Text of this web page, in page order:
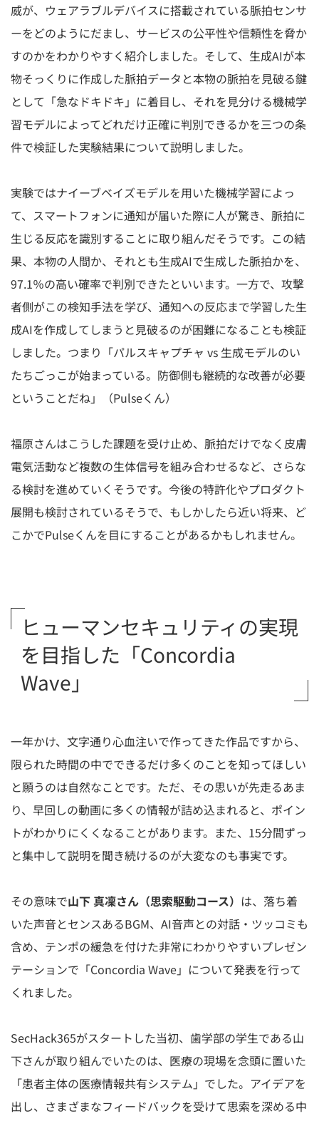
威が、ウェアラブルデバイスに搭載されている脈拍センサ
ーをどのようにだまし、サービスの公平性や信頼性を脅か
すのかをわかりやすく紹介しました。そして、生成AIが本
物そっくりに作成した脈拍データと本物の脈拍を見破る鍵
として「急なドキドキ」に着目し、それを見分ける機械学
習モデルによってどれだけ正確に判別できるかを三つの条
件で検証した実験結果について説明しました。
実験ではナイーブベイズモデルを用いた機械学習によっ
て、スマートフォンに通知が届いた際に人が驚き、脈拍に
生じる反応を識別することに取り組んだそうです。この結
果、本物の人間か、それとも生成AIで生成した脈拍かを、
97.1％の高い確率で判別できたといいます。一方で、攻撃
者側がこの検知手法を学び、通知への反応まで学習した生
成AIを作成してしまうと見破るのが困難になることも検証
しました。つまり「パルスキャプチャ vs 生成モデルのい
たちごっこが始まっている。防御側も継続的な改善が必要
ということだね」（Pulseくん）
福原さんはこうした課題を受け止め、脈拍だけでなく皮膚
電気活動など複数の生体信号を組み合わせるなど、さらな
る検討を進めていくそうです。今後の特許化やプロダクト
展開も検討されているそうで、もしかしたら近い将来、ど
こかでPulseくんを目にすることがあるかもしれません。
ヒューマンセキュリティの実現
を目指した「Concordia
Wave」
一年かけ、文字通り心血注いで作ってきた作品ですから、
限られた時間の中でできるだけ多くのことを知ってほしい
と願うのは自然なことです。ただ、その思いが先走るあま
り、早回しの動画に多くの情報が詰め込まれると、ポイン
トがわかりにくくなることがあります。また、15分間ずっ
と集中して説明を聞き続けるのが大変なのも事実です。
その意味で山下 真凜さん（思索駆動コース） は、落ち着
いた声音とセンスあるBGM、AI音声との対話・ツッコミも
含め、テンポの緩急を付けた非常にわかりやすいプレゼン
テーションで「Concordia Wave」について発表を行って
くれました。
SecHack365がスタートした当初、歯学部の学生である山
下さんが取り組んでいたのは、医療の現場を念頭に置いた
「患者主体の医療情報共有システム」でした。アイデアを
出し、さまざまなフィードバックを受けて思索を深める中